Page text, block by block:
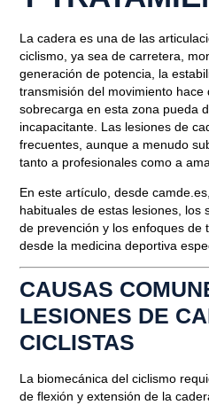
La cadera es una de las
ciclismo, ya sea de carretera,
generación de potencia, la
transmisión del movimiento
sobrecarga en esta zona pueda
incapacitante. Las lesiones de
frecuentes, aunque a menudo
tanto a profesionales como a
En este artículo, desdecamde.es
habituales de estas lesiones, los
de prevención y los enfoques de
desde la medicina deportiva
CAUSAS
LESIONES DE
CICLISTAS
La biomecánica del ciclismo
de flexión y extensión de la